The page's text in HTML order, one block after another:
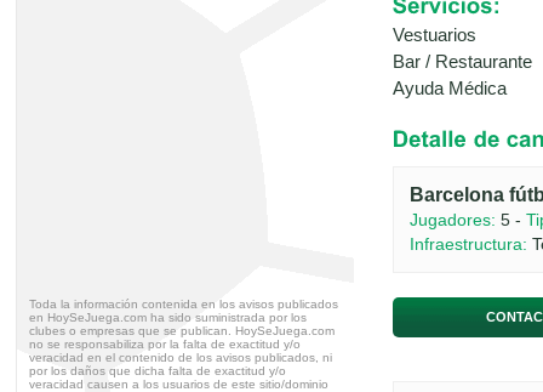
Toda la información contenida en los avisos publicados
en HoySeJuega.com ha sido suministrada por los
clubes o empresas que se publican. HoySeJuega.com
no se responsabiliza por la falta de exactitud y/o
veracidad en el contenido de los avisos publicados, ni
por los daños que dicha falta de exactitud y/o
veracidad causen a los usuarios de este sitio/dominio
Vestuarios
Bar / Restaurante
Ayuda Médica
Barcelona
Jugadores: 5 -
Infraestructura: